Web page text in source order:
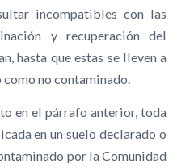
incompatibles con las
y recuperación del
hasta que estas se lleven a
como no contaminado.
en el párrafo anterior, toda
en un suelo declarado o
por la Comunidad